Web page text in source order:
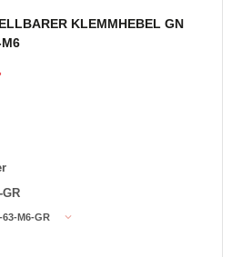
KLEMMHEBEL GN
GR
63-M6-GR